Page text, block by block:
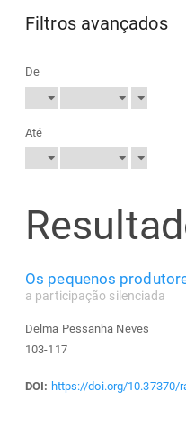
Filtros avançados
De
Até
Os pequenos
a participação silenciada
Delma Pessanha Neves
103-117
DOI: https://doi.org/10.37370/